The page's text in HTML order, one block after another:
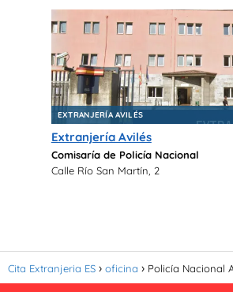
EXTRANJERÍA AVILÉS
Extranjería Avilés
Comisaría de Policía Nacional
Calle Río San Martín, 2
Cita Extranjeria ES oficina Policía Nacional